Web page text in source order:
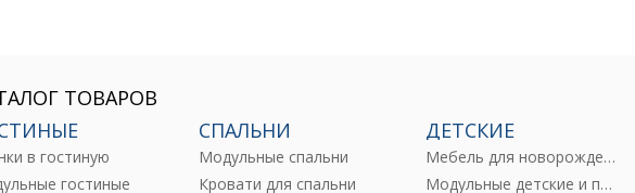
ТОВАРОВ
в гостиную
гостиные
СПАЛЬНИ
Модульные спальни
Кровати для спальни
ДЕТСКИЕ
Мебель для новорожденных
Модульные детские и подростковые